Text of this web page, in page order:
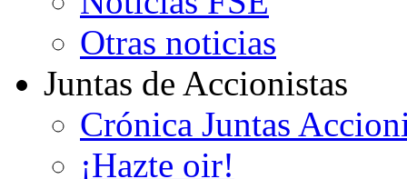
Otras noticias
Juntas de Accionistas
Crónica Juntas
¡Hazte oir!